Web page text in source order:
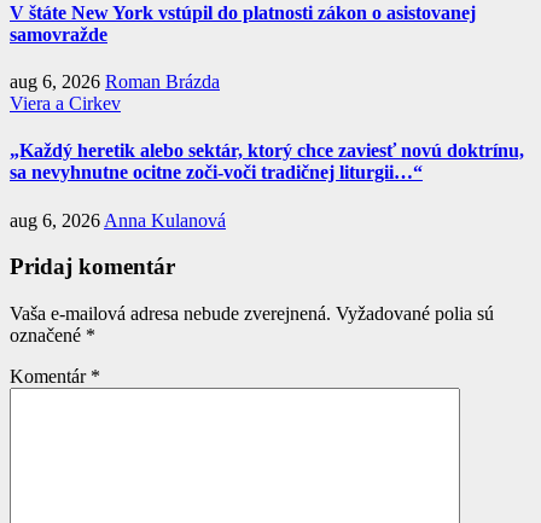
V štáte New York vstúpil do platnosti zákon o asistovanej
samovražde
aug 6, 2026 Roman Brázda
Viera a Cirkev
„Každý heretik alebo sektár, ktorý chce zaviesť novú doktrínu,
sa nevyhnutne ocitne zoči-voči tradičnej liturgii…“
aug 6, 2026 Anna Kulanová
Pridaj komentár
Vaša e-mailová adresa nebude zverejnená. Vyžadované polia sú
označené *
Komentár *